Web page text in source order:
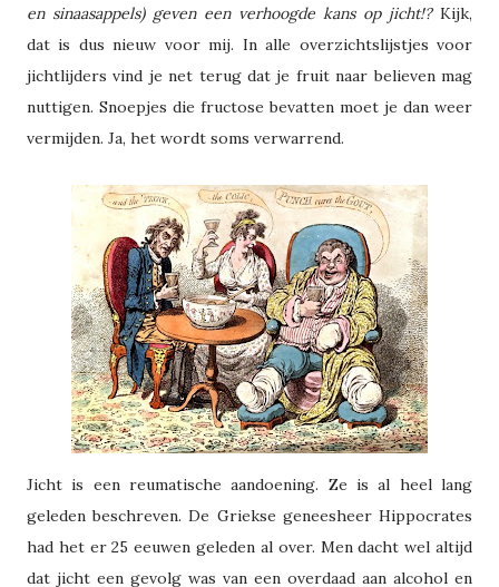
en sinaasappels) geven een verhoogde kans op jicht!?Kijk,
dat is dus nieuw voor mij. In alle overzichtslijstjes voor
jichtlijders vind je net terug dat je fruit naar believen mag
nuttigen. Snoepjes die fructose bevatten moet je dan weer
vermijden. Ja, het wordt soms verwarrend.
Jicht is een reumatische aandoening. Ze is al heel lang
geleden beschreven.De Griekse geneesheer Hippocrates
had het er 25 eeuwen geleden al over. Men dacht wel altijd
dat jicht een gevolg was van een overdaad aan alcohol en